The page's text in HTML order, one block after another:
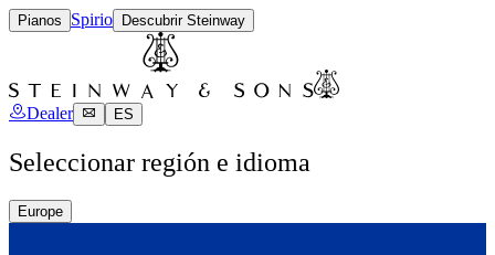
Pianos Spirio Descubrir Steinway
Dealer ES
Seleccionar región e idioma
Europe